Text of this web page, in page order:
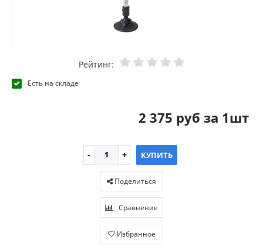
Рейтинг:
Есть на складе
2 375 руб за 1шт
КУПИТЬ
Поделиться
Сравнение
Избранное